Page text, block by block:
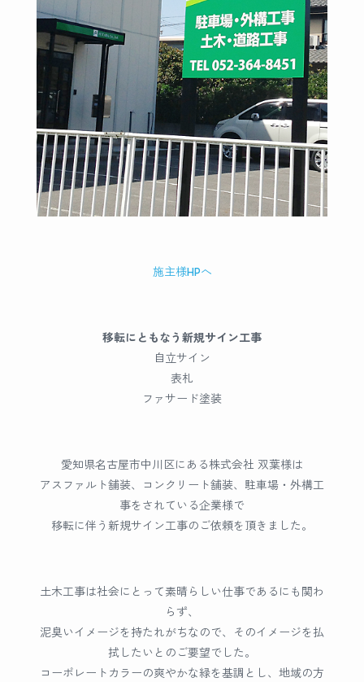
施主様HPへ
移転にともなう新規サイン工事
自立サイン
表札
ファサード塗装
愛知県名古屋市中川区にある株式会社 双葉様は
アスファルト舗装、コンクリート舗装、駐車場・外構工
事をされている企業様で
移転に伴う新規サイン工事のご依頼を頂きました。
土木工事は社会にとって素晴らしい仕事であるにも関わ
らず、
泥臭いイメージを持たれがちなので、そのイメージを払
拭したいとのご要望でした。
コーポレートカラーの爽やかな緑を基調とし、地域の方